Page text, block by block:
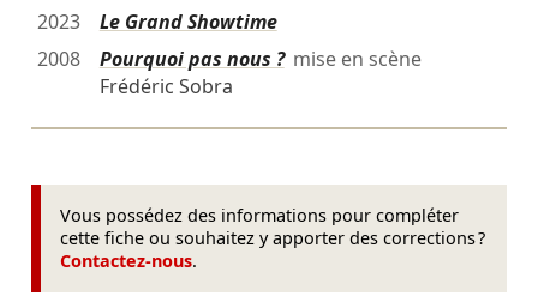
2023
Le Grand Showtime
2008
Pourquoi pas nous ?mise en scène
Frédéric Sobra
Vous possédez des informations pour compléter
cette fiche ou souhaitez y apporter des corrections ?
Contactez-nous.